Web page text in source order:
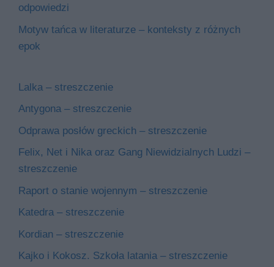
odpowiedzi
Motyw tańca w literaturze – konteksty z różnych
epok
Lalka – streszczenie
Antygona – streszczenie
Odprawa posłów greckich – streszczenie
Felix, Net i Nika oraz Gang Niewidzialnych Ludzi –
streszczenie
Raport o stanie wojennym – streszczenie
Katedra – streszczenie
Kordian – streszczenie
Kajko i Kokosz. Szkoła latania – streszczenie